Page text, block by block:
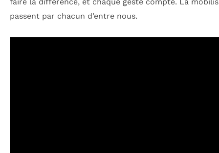
faire la différence, et chaque geste compte. La
passent par chacun d’entre nous.